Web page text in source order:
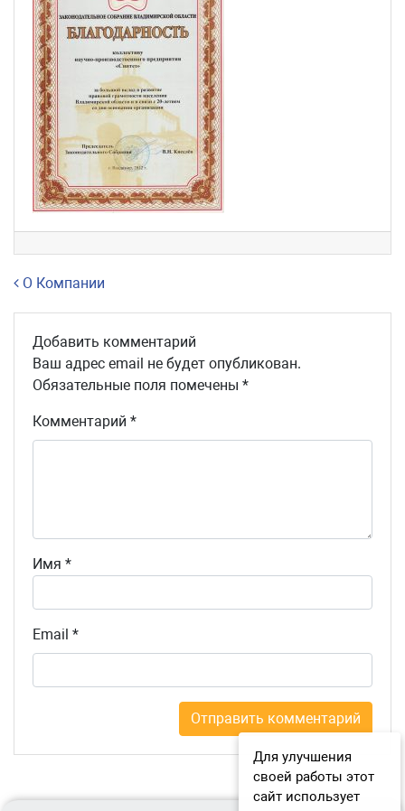
Навигация по записям
О Компании
Добавить комментарий
Ваш адрес email не будет опубликован.
Обязательные поля помечены *
Комментарий *
Имя *
Email *
Для улучшения
своей работы этот
сайт использует